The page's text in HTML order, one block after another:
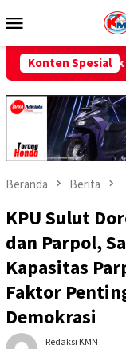
ke
Mobile
Konten Spesial
di Pulau
Beranda Berita
KPU Sulut
dan Parpol,
Kapasitas
Faktor
Demokrasi
Redaksi KMN